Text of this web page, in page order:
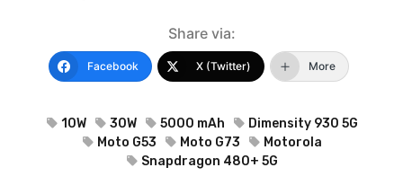
Share via:
Facebook X (Twitter) More
10W 30W 5000 mAh
Dimensity 930 5G
Moto G53
Moto G73
Motorola
Snapdragon 480+ 5G